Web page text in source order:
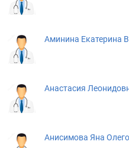
Аминина Екатерина
Анастасия
Анисимова Яна